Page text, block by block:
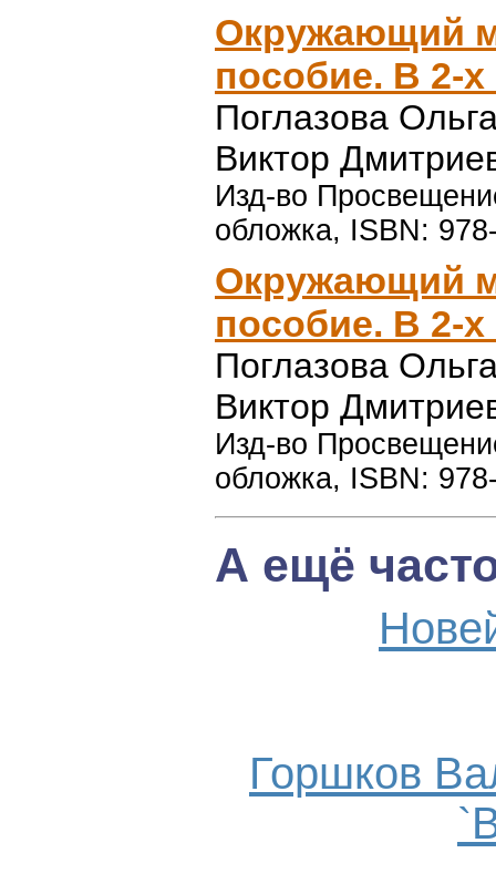
Окружающий
пособие. В 2-х
Поглазова
Виктор
Изд-во
обложка, ISBN:
Окружающий
пособие. В 2-х
Поглазова
Виктор
Изд-во
обложка, ISBN:
А ещё
Горшков